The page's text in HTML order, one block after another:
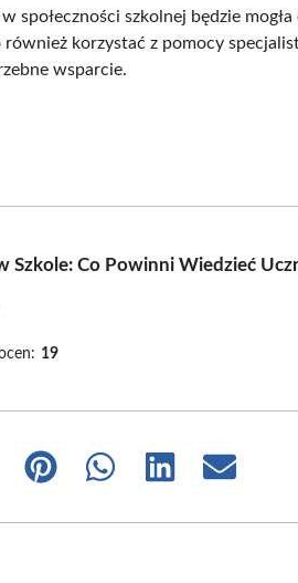
społeczności szkolnej będzie
korzystać z pomocy
wsparcie.
Szkole: Co Powinni Wiedzieć
19
Share
Share
Share
Share